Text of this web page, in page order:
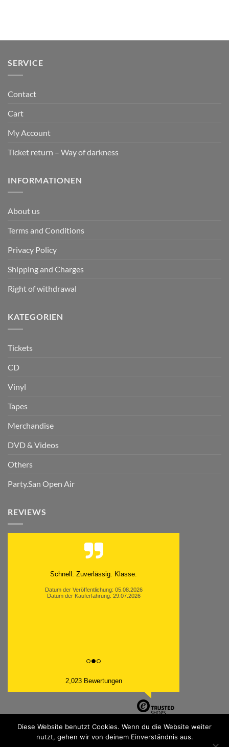
SERVICE
Contact
Cart
My Account
Ticket return – Way of darkness
INFORMATIONEN
About us
Terms and Conditions
Privacy Policy
Shipping and Charges
Right of withdrawal
KATEGORIEN
Tickets
CD
Vinyl
Tapes
Merchandise
DVD & Videos
Others
Party.San Open Air
REVIEWS
Schnell. Zuverlässig. Klasse.
Datum der Veröffentlichung: 05.08.2026
Datum der Kauferfahrung: 29.07.2026
2,023 Bewertungen
Diese Website benutzt Cookies. Wenn du die Website weiter
nutzt, gehen wir von deinem Einverständnis aus.